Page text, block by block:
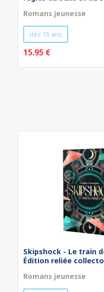
Romans jeunesse
dès 15 ans
15.95 €
Skipshock - Le train
Édition reliée
Romans jeunesse